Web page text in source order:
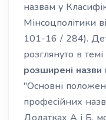
назвам у
Мінсоцполітики
101-16 / 284).
розглянуто в
розширені назви
"Основні
професійних